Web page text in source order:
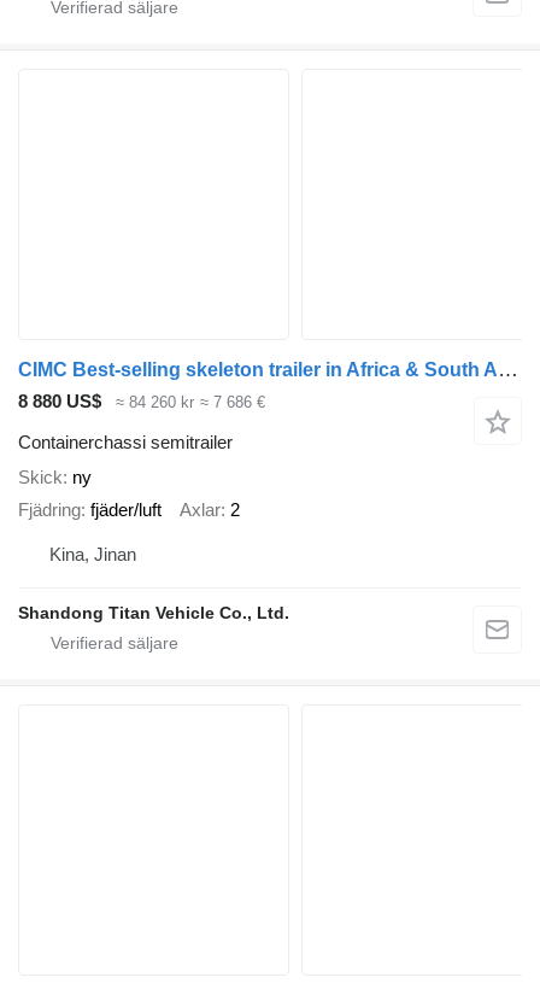
CIMC Best-selling skeleton trailer in Africa & South America
8 880 US$ ≈ 84 260 kr ≈ 7 686 €
Containerchassi semitrailer
Skick ny
Fjädring fjäder/luft Axlar 2
Kina, Jinan
Shandong Titan Vehicle Co., Ltd.